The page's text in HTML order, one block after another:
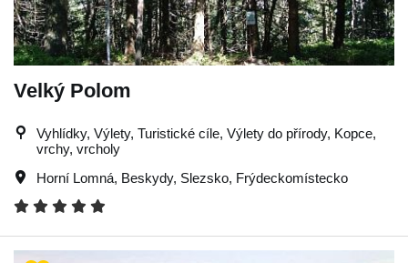
Velký Polom
Vyhlídky, Výlety, Turistické cíle, Výlety do přírody, Kopce,
vrchy, vrcholy
Horní Lomná, Beskydy, Slezsko, Frýdeckomístecko